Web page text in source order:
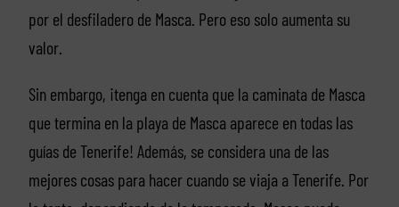
por el desfiladero de Masca. Pero eso solo aumenta su
valor.
Sin embargo, ¡tenga en cuenta que la caminata de Masca
que termina en la playa de Masca aparece en todas las
guías de Tenerife! Además, se considera una de las
mejores cosas para hacer cuando se viaja a Tenerife. Por